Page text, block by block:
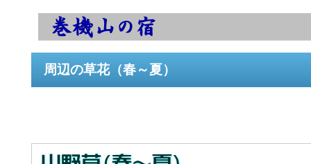
周辺の草花（春～夏）